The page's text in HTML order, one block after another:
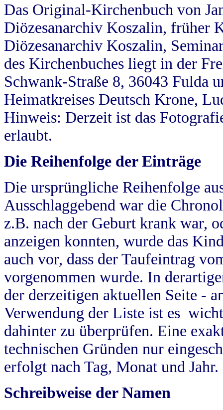
Das Original-Kirchenbuch von
Diözesanarchiv Koszalin, früher
Diözesanarchiv Koszalin,
des Kirchenbuches liegt in der
Schwank-Straße 8, 36043 Fulda
Heimatkreises Deutsch Krone,
Hinweis: Derzeit ist das
erlaubt.
Die Reihenfolge der Einträge
Die ursprüngliche Reihenfolge
Ausschlaggebend war die
z.B. nach der Geburt krank war,
anzeigen konnten, wurde das
auch vor, dass der Taufeintrag
vorgenommen wurde. In
der derzeitigen aktuellen Seite -
Verwendung der Liste ist es
dahinter zu überprüfen. Eine
technischen Gründen nur
erfolgt nach Tag, Monat und Jahr.
Schreibweise der Namen